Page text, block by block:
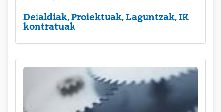
Deialdiak, Proiektuak, Laguntzak, IK
kontratuak